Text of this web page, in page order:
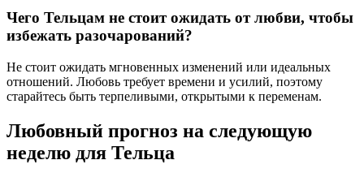
Чего Тельцам не стоит ожидать от любви, чтобы
избежать разочарований?
Не стоит ожидать мгновенных изменений или идеальных
отношений. Любовь требует времени и усилий, поэтому
старайтесь быть терпеливыми, открытыми к переменам.
Любовный прогноз на следующую
неделю для Тельца